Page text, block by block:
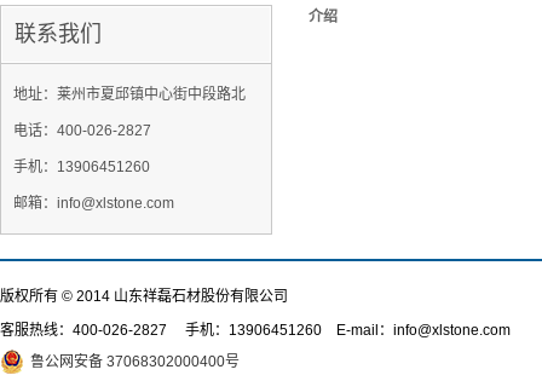
联系我们
地址：莱州市夏邱镇中心街中段路北
电话：400-026-2827
手机：13906451260
邮箱：info@xlstone.com
介绍
版权所有 © 2014 山东祥磊石材股份有限公司
客服热线： 400-026-2827 手机：13906451260 E-mail：info@xlstone.com
鲁公网安备 37068302000400号